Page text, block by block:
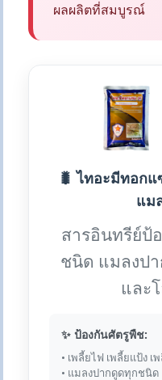
ผลผลิตที่สมบูรณ์
🐛 ไทอะมีทอก
แม
สารอินทรีย์ป้
ชนิด แมลงป
และ
✨ ป้องกันศัตรูพืช:
• เพลี้ยไฟ เพลี้ยแป้ง เ
• แมลงปากดูดทุกชนิด